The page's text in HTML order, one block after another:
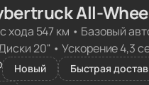
All-
хода 547 км • Базовый
20'' •Ускорение 4,3
Новый
Быстрая